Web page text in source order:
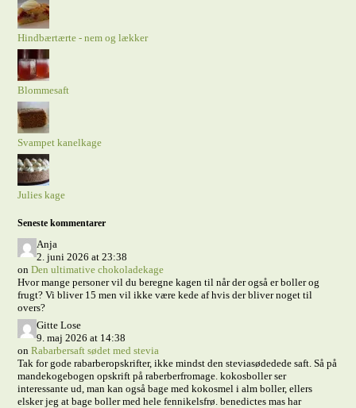
Hindbærtærte - nem og lækker
Blommesaft
Svampet kanelkage
Julies kage
Seneste kommentarer
Anja
2. juni 2026 at 23:38
onDen ultimative chokoladekage
Hvor mange personer vil du beregne kagen til når der også er boller og
frugt? Vi bliver 15 men vil ikke være kede af hvis der bliver noget til
overs?
Gitte Lose
9. maj 2026 at 14:38
onRabarbersaft sødet med stevia
Tak for gode rabarberopskrifter, ikke mindst den steviasødedede saft. Så på
mandekogebogen opskrift på raberberfromage. kokosboller ser
interessante ud, man kan også bage med kokosmel i alm boller, ellers
elsker jeg at bage boller med hele fennikelsfrø. benedictes mas har